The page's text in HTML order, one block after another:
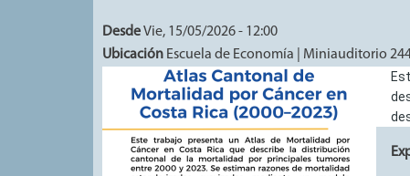
DesdeVie, 15/05/2026 - 12:00
Ubicación Escuela de Economía | Miniauditorio